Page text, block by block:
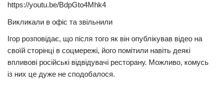
https://youtu.be/BdpGto4Mhk4
Викликали в офіс та звільнили
Ігор розповідає, що після того як він опублікував відео на
своїй сторінці в соцмережі, його помітили навіть деякі
впливові російські відвідувачі ресторану. Можливо, комусь
із них це дуже не сподобалося.